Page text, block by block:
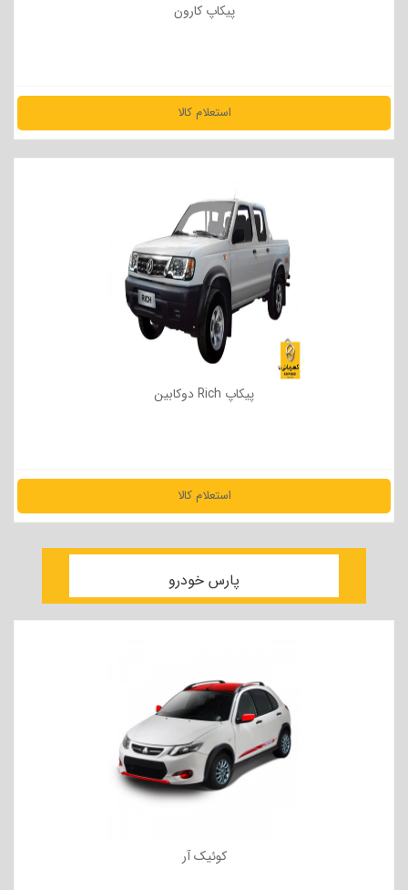
پیکاپ کارون
استعلام کالا
مشاهده جزئیات
پیکاپ Rich دوکابین
استعلام کالا
پارس خودرو
کوئیک آر